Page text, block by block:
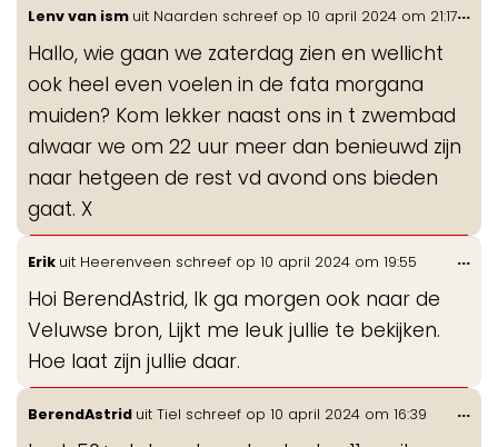
Lenv van ism uit Naarden schreef op 10 april 2024 om 21:17
Hallo, wie gaan we zaterdag zien en wellicht
ook heel even voelen in de fata morgana
muiden? Kom lekker naast ons in t zwembad
alwaar we om 22 uur meer dan benieuwd zijn
naar hetgeen de rest vd avond ons bieden
gaat. X
...
Erik uit Heerenveen schreef op 10 april 2024 om 19:55
Hoi BerendAstrid, Ik ga morgen ook naar de
Veluwse bron, Lijkt me leuk jullie te bekijken.
Hoe laat zijn jullie daar.
...
BerendAstrid uit Tiel schreef op 10 april 2024 om 16:39 ...